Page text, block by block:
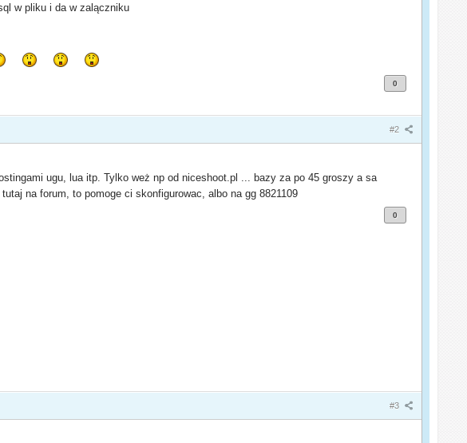
w pliku i da w zalączniku
0
#2
ugu, lua itp. Tylko weż np od niceshoot.pl ... bazy za po 45 groszy a sa
na forum, to pomoge ci skonfigurowac, albo na gg 8821109
0
#3